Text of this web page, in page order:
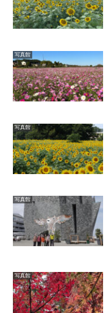
写真館
写真館
写真館
写真館